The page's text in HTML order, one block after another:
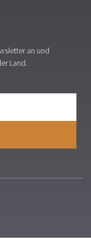
an und
Land.